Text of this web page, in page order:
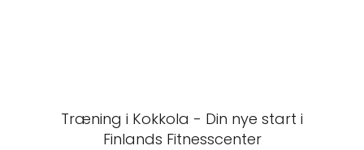
Træning i Kokkola - Din nye start i
Finlands Fitnesscenter